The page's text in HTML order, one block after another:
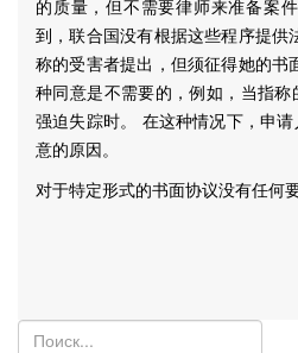
的质量，但不需要律师来准备案
到，联合国没有根据这些程序提供
称的受害者提出，但须征得她的书
种同意是不需要的，例如，当指
强迫失踪时。 在这种情况下，申
意的原因。
对于特定形式的书面协议没有任何要